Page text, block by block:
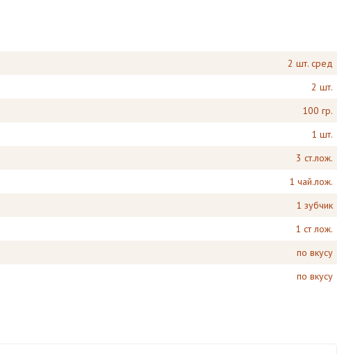
2 шт. сред
2 шт.
100 гр.
1 шт.
3 ст.лож.
1 чай.лож.
1 зубчик
1 ст лож.
по вкусу
по вкусу